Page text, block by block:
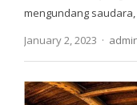
mengundang
January 2, 2023